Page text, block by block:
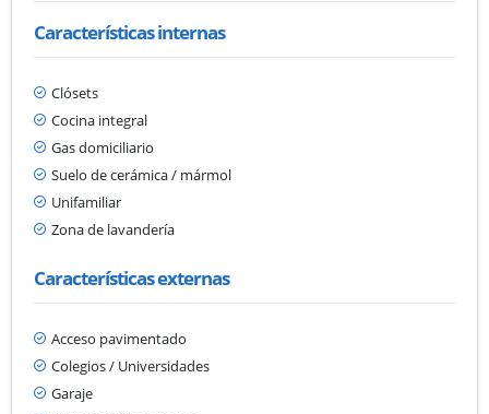
Características internas
Clósets
Cocina integral
Gas domiciliario
Suelo de cerámica / mármol
Unifamiliar
Zona de lavandería
Características externas
Acceso pavimentado
Colegios / Universidades
Garaje